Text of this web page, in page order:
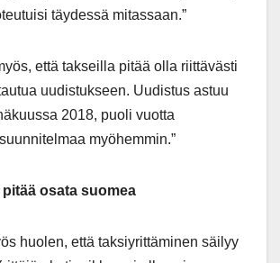
täydessä mitassaan.”
että takseilla pitää olla riittävästi
uudistukseen. Uudistus astuu
2018, puoli vuotta
myöhemmin.”
osata suomea
huolen, että taksiyrittäminen säilyy